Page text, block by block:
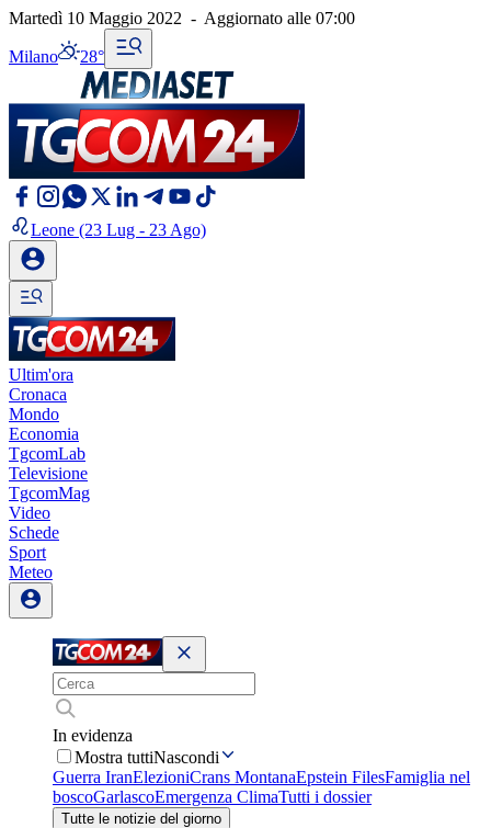
Martedì 10 Maggio 2022 - Aggiornato alle 07:00
Milano 28°
Leone (23 Lug - 23 Ago)
Ultim'ora
Cronaca
Mondo
Economia
TgcomLab
Televisione
TgcomMag
Video
Schede
Sport
Meteo
In evidenza
Mostra tuttiNascondi
Guerra IranElezioniCrans MontanaEpstein FilesFamiglia nel
boscoGarlascoEmergenza ClimaTutti i dossier
Tutte le notizie del giorno